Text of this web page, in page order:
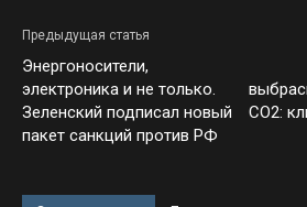
Предыдущая статья
Энергоносители,
электроника и не только.
Зеленский подписал новый
пакет санкций против РФ
CO2: